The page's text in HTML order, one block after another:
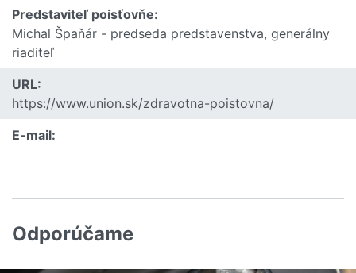
Predstaviteľ poisťovňe:
Michal Špaňár - predseda predstavenstva, generálny
riaditeľ
URL:
https://www.union.sk/zdravotna-poistovna/
E-mail:
Odporúčame